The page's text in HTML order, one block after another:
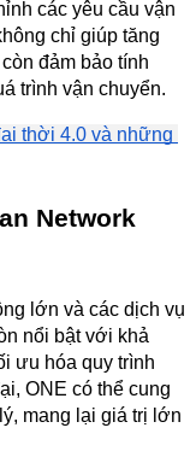
các yêu cầu vận
chỉ giúp tăng
đảm bảo tính
trình vận chuyển.
thời 4.0 và những
Network
lớn và các dịch vụ
nổi bật với khả
ưu hóa quy trình
ONE có thể cung
mang lại giá trị lớn